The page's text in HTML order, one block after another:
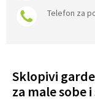
Telefon za
Sklopivi
za male sobe